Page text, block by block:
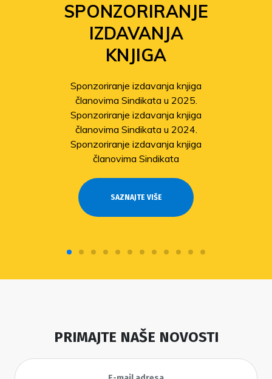
SPONZORIRANJE
IZDAVANJA
KNJIGA
Sponzoriranje izdavanja knjiga
članovima Sindikata u 2025.
Sponzoriranje izdavanja knjiga
članovima Sindikata u 2024.
Sponzoriranje izdavanja knjiga
članovima Sindikata
SAZNAJTE VIŠE
PRIMAJTE NAŠE NOVOSTI